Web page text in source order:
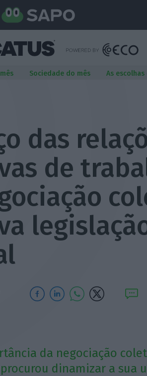
Sociedade do mês As
das
de
da negociação
dinamizar a sua